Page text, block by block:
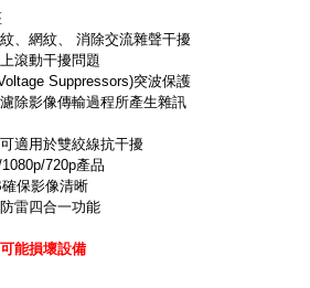
防盜貼紙
、網紋、 消除交流雜聲干擾
滾動干擾問題
Suppressors)突波保護
除影像傳輸過程所產生雜訊
適用於雙絞線抗干擾
720p產品
保影像清晰
雷四合一功能
能損壞設備